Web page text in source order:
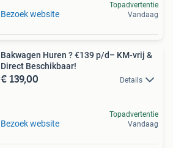
Bezoek website
Topadvertentie
Vandaag
Bakwagen Huren ? €139 p/d– KM-vrij &
Direct Beschikbaar!
€ 139,00 Details
Bezoek website
Topadvertentie
Vandaag